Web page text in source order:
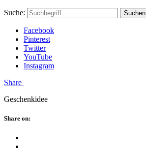
Skip
content
Hauptstadtmutti
Schließen
Search
Schließen
Suche: Suchen
Facebook
Pinterest
Twitter
YouTube
Instagram
Menü
Share
Geschenkidee
Schließen
Share on: